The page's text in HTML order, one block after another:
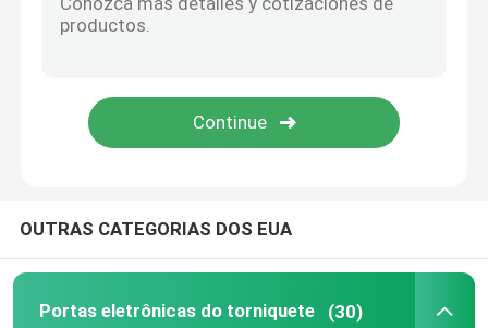
Torniquete do controle de acesso
OUTRAS CATEGORIAS DOS EUA
Portas eletrônicas do torniquete (30)